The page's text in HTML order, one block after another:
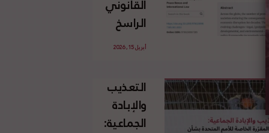
الإسرائيلي
غير
القانوني
الفلسطينية
القانوني
الراسخ
للاجئين
وحقهم
في العودة
بموجب
أبريل 15, 2026
التعذيب
والإبادة
الجماعية: